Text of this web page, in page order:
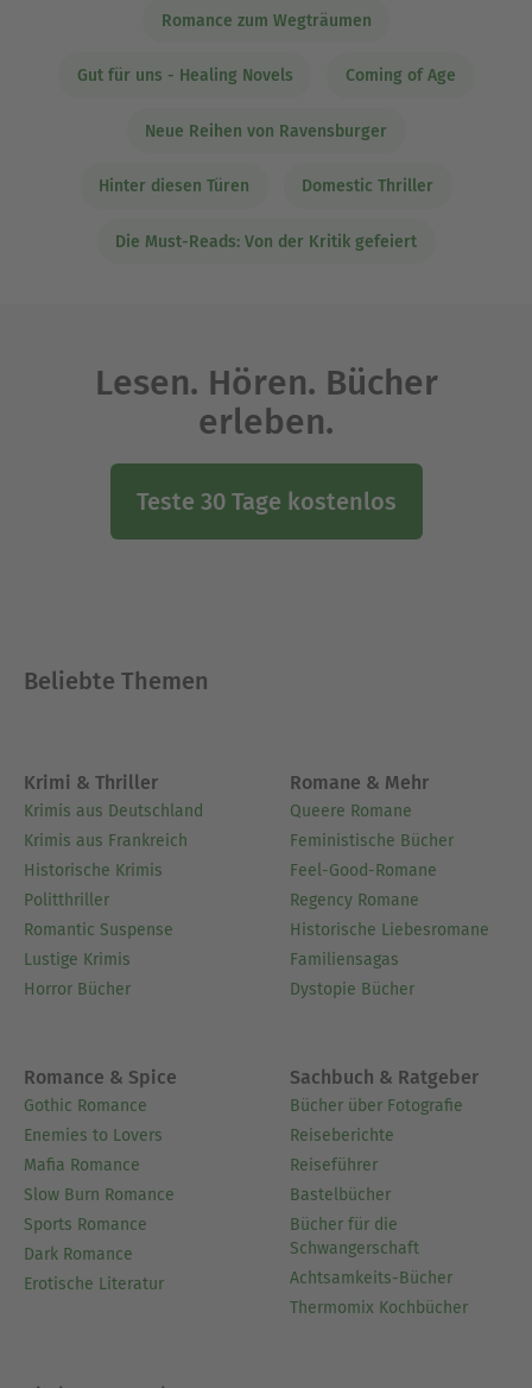
Romance zum Wegträumen
Gut für uns - Healing Novels Coming of Age
Neue Reihen von Ravensburger
Hinter diesen Türen Domestic Thriller
Die Must-Reads: Von der Kritik gefeiert
Lesen. Hören. Bücher
erleben.
Teste 30 Tage kostenlos
Beliebte Themen
Krimi & Thriller
Krimis aus Deutschland
Krimis aus Frankreich
Historische Krimis
Politthriller
Romantic Suspense
Lustige Krimis
Horror Bücher
Romane & Mehr
Queere Romane
Feministische Bücher
Feel-Good-Romane
Regency Romane
Historische Liebesromane
Familiensagas
Dystopie Bücher
Romance & Spice
Gothic Romance
Enemies to Lovers
Mafia Romance
Slow Burn Romance
Sports Romance
Dark Romance
Erotische Literatur
Sachbuch & Ratgeber
Bücher über Fotografie
Reiseberichte
Reiseführer
Bastelbücher
Bücher für die
Schwangerschaft
Achtsamkeits-Bücher
Thermomix Kochbücher